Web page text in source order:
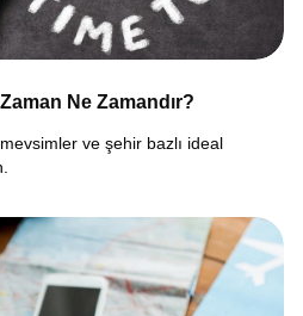
Ne Zamandır?
ve şehir bazlı ideal